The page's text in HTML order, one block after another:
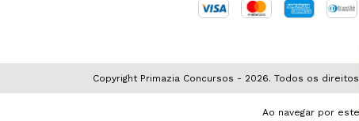
Ao navegar por
Copyright Primazia Concursos - 2026. Todos os